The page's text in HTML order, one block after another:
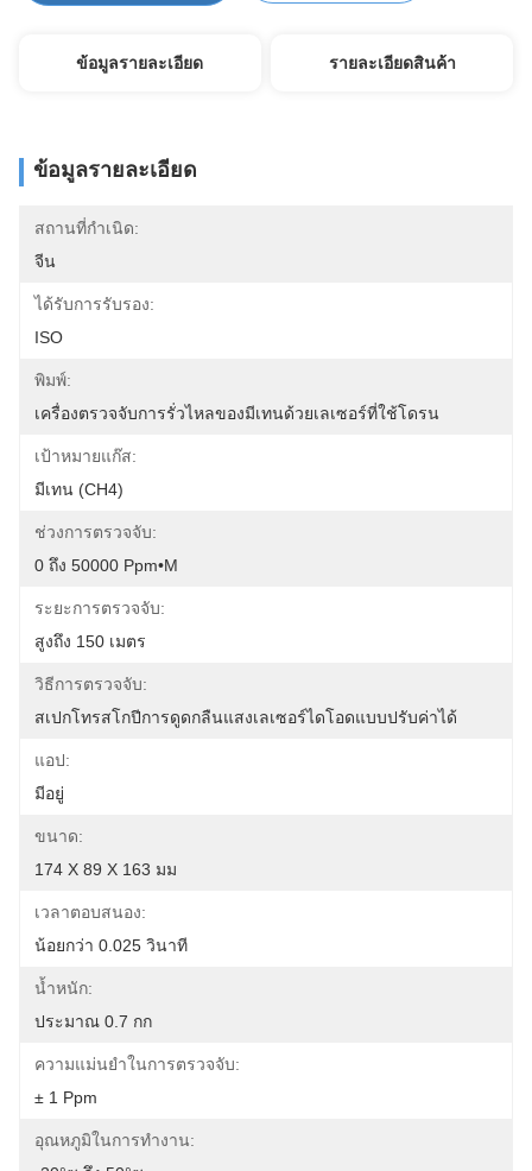
ข้อมูลรายละเอียด รายละเอียดสินค้า
ข้อมูลรายละเอียด
สถานที่กำเนิด:
จีน
ได้รับการรับรอง:
ISO
พิมพ์:
เครื่องตรวจจับการรั่วไหลของมีเทนด้วยเลเซอร์ที่ใช้โดรน
เป้าหมายแก๊ส:
มีเทน (CH4)
ช่วงการตรวจจับ:
0 ถึง 50000 Ppm•m
ระยะการตรวจจับ:
สูงถึง 150 เมตร
วิธีการตรวจจับ:
สเปกโทรสโกปีการดูดกลืนแสงเลเซอร์ไดโอดแบบปรับค่าได้
แอป:
มีอยู่
ขนาด:
174 X 89 X 163 มม
เวลาตอบสนอง:
น้อยกว่า 0.025 วินาที
น้ำหนัก:
ประมาณ 0.7 กก
ความแม่นยำในการตรวจจับ:
± 1 Ppm
อุณหภูมิในการทำงาน: